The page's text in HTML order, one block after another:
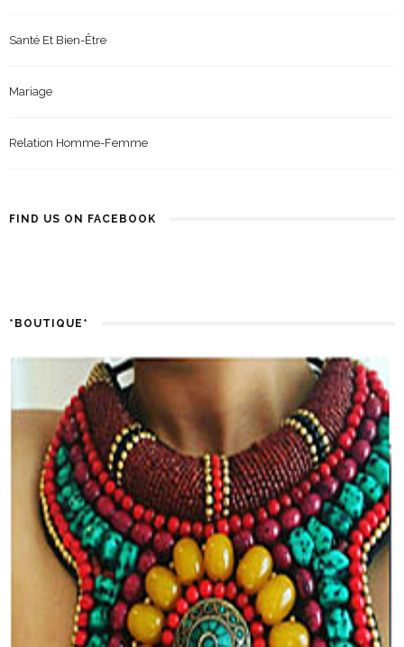
Santé Et Bien-Être
Mariage
Relation Homme-Femme
FIND US ON FACEBOOK
*BOUTIQUE*